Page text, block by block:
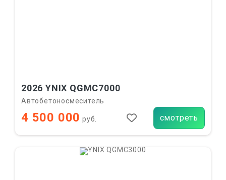
2026 YNIX QGMC7000
Автобетоносмеситель
4 500 000 руб. смотреть